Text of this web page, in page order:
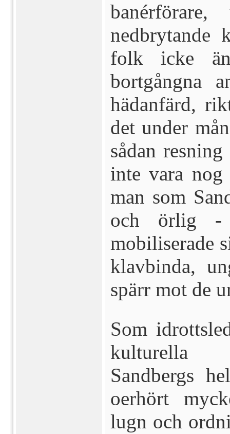
nedbrytande
folk icke
bortgångna
hädanfärd,
det under
sådan
inte vara
man som
och örlig -
mobiliserade
klavbinda,
spärr mot de
Som
kulturella
Sandbergs
oerhört
lugn och